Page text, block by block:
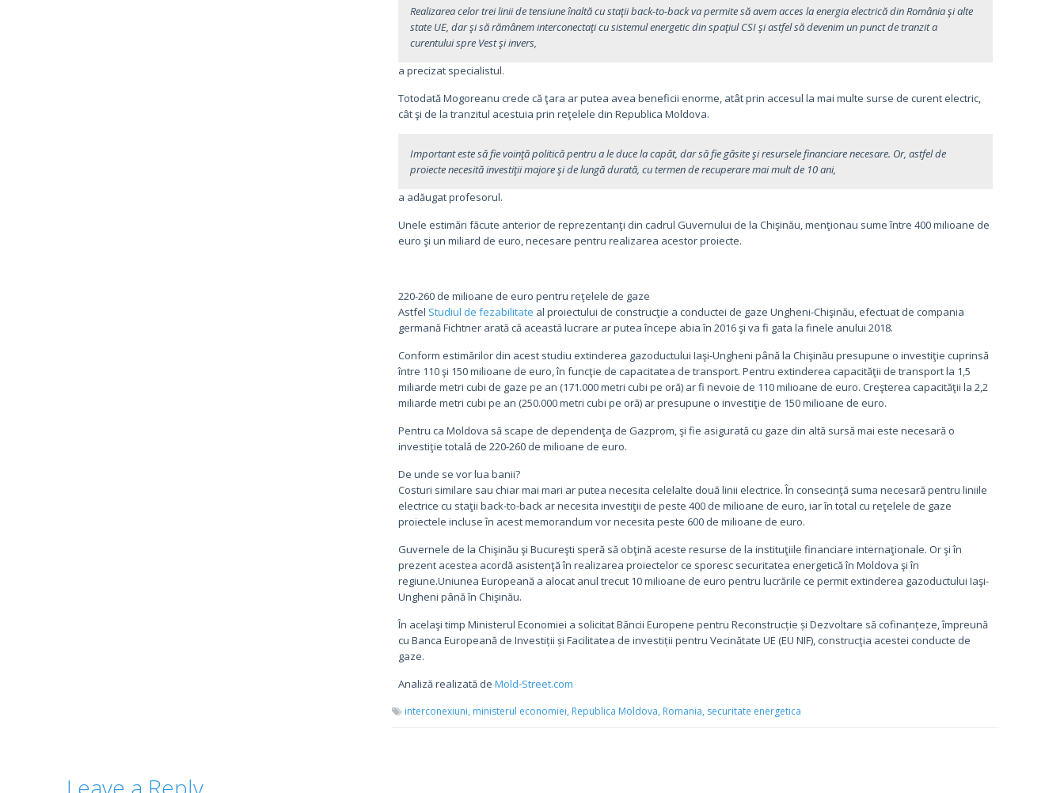
Realizarea celor trei linii de tensiune înaltă cu staţii back-to-back va permite să avem acces la energia electrică din România şi alte
state UE, dar şi să rămânem interconectaţi cu sistemul energetic din spaţiul CSI şi astfel să devenim un punct de tranzit a
curentului spre Vest şi invers,
a precizat specialistul.
Totodată Mogoreanu crede că ţara ar putea avea beneficii enorme, atât prin accesul la mai multe surse de curent electric,
cât şi de la tranzitul acestuia prin reţelele din Republica Moldova.
Important este să fie voinţă politică pentru a le duce la capăt, dar să fie găsite şi resursele financiare necesare. Or, astfel de
proiecte necesită investiţii majore şi de lungă durată, cu termen de recuperare mai mult de 10 ani,
a adăugat profesorul.
Unele estimări făcute anterior de reprezentanţi din cadrul Guvernului de la Chişinău, menţionau sume între 400 milioane de
euro şi un miliard de euro, necesare pentru realizarea acestor proiecte.
220-260 de milioane de euro pentru reţelele de gaze
Astfel Studiul de fezabilitate al proiectului de construcţie a conductei de gaze Ungheni-Chişinău, efectuat de compania
germană Fichtner arată că această lucrare ar putea începe abia în 2016 şi va fi gata la finele anului 2018.
Conform estimărilor din acest studiu extinderea gazoductului Iaşi-Ungheni până la Chişinău presupune o investiţie cuprinsă
între 110 şi 150 milioane de euro, în funcţie de capacitatea de transport. Pentru extinderea capacităţii de transport la 1,5
miliarde metri cubi de gaze pe an (171.000 metri cubi pe oră) ar fi nevoie de 110 milioane de euro. Creşterea capacităţii la 2,2
miliarde metri cubi pe an (250.000 metri cubi pe oră) ar presupune o investiţie de 150 milioane de euro.
Pentru ca Moldova să scape de dependenţa de Gazprom, şi fie asigurată cu gaze din altă sursă mai este necesară o
investiţie totală de 220-260 de milioane de euro.
De unde se vor lua banii?
Costuri similare sau chiar mai mari ar putea necesita celelalte două linii electrice. În consecinţă suma necesară pentru liniile
electrice cu staţii back-to-back ar necesita investiţii de peste 400 de milioane de euro, iar în total cu reţelele de gaze
proiectele incluse în acest memorandum vor necesita peste 600 de milioane de euro.
Guvernele de la Chişinău şi Bucureşti speră să obţină aceste resurse de la instituţiile financiare internaţionale. Or şi în
prezent acestea acordă asistenţă în realizarea proiectelor ce sporesc securitatea energetică în Moldova şi în
regiune.Uniunea Europeană a alocat anul trecut 10 milioane de euro pentru lucrările ce permit extinderea gazoductului Iaşi-
Ungheni până în Chişinău.
În acelaşi timp Ministerul Economiei a solicitat Băncii Europene pentru Reconstrucție și Dezvoltare să cofinanțeze, împreună
cu Banca Europeană de Investiții și Facilitatea de investiții pentru Vecinătate UE (EU NIF), construcţia acestei conducte de
gaze.
Analiză realizată de Mold-Street.com
interconexiuni, ministerul economiei, Republica Moldova, Romania, securitate energetica